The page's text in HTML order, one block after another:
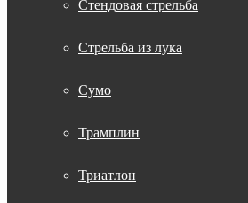
Стендовая стрельба
Стрельба из лука
Сумо
Трамплин
Триатлон